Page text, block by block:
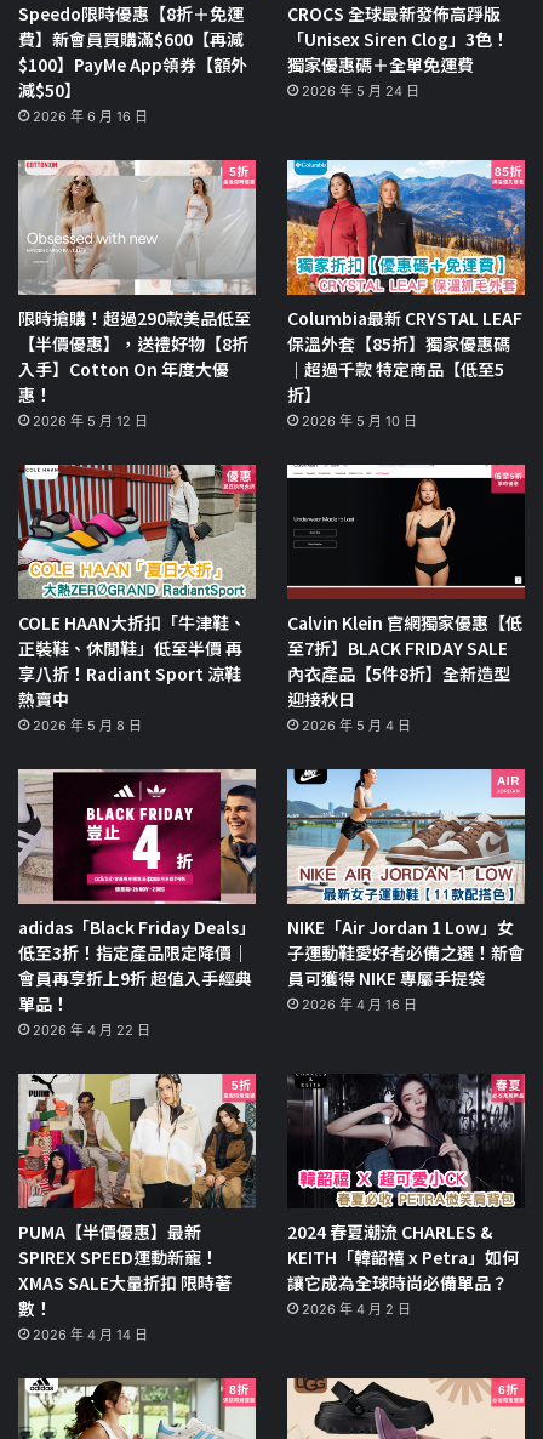
Speedo限時優惠【8折＋免運
費】新會員買購滿$600【再減
$100】PayMe App領券【額外
減$50】
2026 年 6 月 16 日
CROCS 全球最新發佈高踭版
「Unisex Siren Clog」3色！
獨家優惠碼＋全單免運費
2026 年 5 月 24 日
限時搶購！超過290款美品低至
【半價優惠】，送禮好物【8折
入手】Cotton On 年度大優
惠！
2026 年 5 月 12 日
Columbia最新 CRYSTAL LEAF
保溫外套【85折】獨家優惠碼
｜超過千款 特定商品【低至5
折】
2026 年 5 月 10 日
COLE HAAN大折扣「牛津鞋、
正裝鞋、休閒鞋」低至半價 再
享八折！Radiant Sport 涼鞋
熱賣中
2026 年 5 月 8 日
Calvin Klein 官網獨家優惠【低
至7折】BLACK FRIDAY SALE
內衣產品【5件8折】全新造型
迎接秋日
2026 年 5 月 4 日
adidas「Black Friday Deals」
低至3折！指定產品限定降價｜
會員再享折上9折 超值入手經典
單品！
2026 年 4 月 22 日
NIKE「Air Jordan 1 Low」女
子運動鞋愛好者必備之選！新會
員可獲得 NIKE 專屬手提袋
2026 年 4 月 16 日
PUMA【半價優惠】最新
SPIREX SPEED運動新寵！
XMAS SALE大量折扣 限時著
數！
2026 年 4 月 14 日
2024 春夏潮流 CHARLES &
KEITH「韓韶禧 x Petra」如何
讓它成為全球時尚必備單品？
2026 年 4 月 2 日